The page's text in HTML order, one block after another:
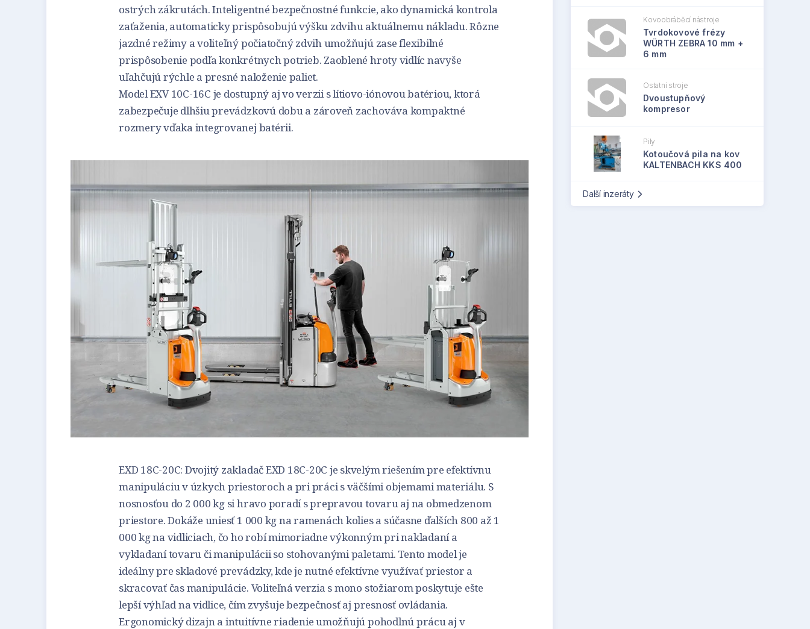
ostrých zákrutách. Inteligentné bezpečnostné funkcie, ako dynamická kontrola
zaťaženia, automaticky prispôsobujú výšku zdvihu aktuálnemu nákladu. Rôzne
jazdné režimy a voliteľný počiatočný zdvih umožňujú zase flexibilné
prispôsobenie podľa konkrétnych potrieb. Zaoblené hroty vidlíc navyše
uľahčujú rýchle a presné naloženie paliet.
Model EXV 10C-16C je dostupný aj vo verzii s lítiovo-iónovou batériou, ktorá
zabezpečuje dlhšiu prevádzkovú dobu a zároveň zachováva kompaktné
rozmery vďaka integrovanej batérii.
EXD 18C-20C: Dvojitý zakladač EXD 18C-20C je skvelým riešením pre efektívnu
manipuláciu v úzkych priestoroch a pri práci s väčšími objemami materiálu. S
nosnosťou do 2 000 kg si hravo poradí s prepravou tovaru aj na obmedzenom
priestore. Dokáže uniesť 1 000 kg na ramenách kolies a súčasne ďalších 800 až 1
000 kg na vidliciach, čo ho robí mimoriadne výkonným pri nakladaní a
vykladaní tovaru či manipulácii so stohovanými paletami. Tento model je
ideálny pre skladové prevádzky, kde je nutné efektívne využívať priestor a
skracovať čas manipulácie. Voliteľná verzia s mono stožiarom poskytuje ešte
lepší výhľad na vidlice, čím zvyšuje bezpečnosť aj presnosť ovládania.
Ergonomický dizajn a intuitívne riadenie umožňujú pohodlnú prácu aj v
Kovoobráběcí nástroje
Tvrdokovové frézy
WÜRTH ZEBRA 10 mm +
6 mm
Ostatní stroje
Dvoustupňový
kompresor
Pily
Kotoučová pila na kov
KALTENBACH KKS 400
Další inzeráty